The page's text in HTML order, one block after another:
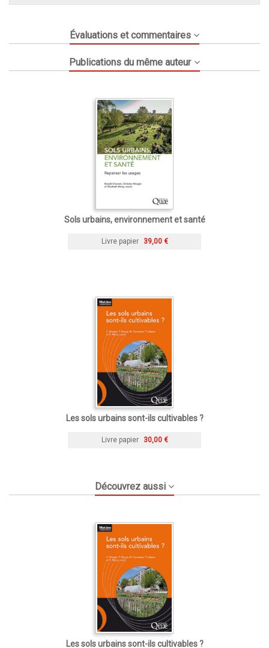
Évaluations et commentaires
Publications du même auteur
Sols urbains, environnement et santé
Livre papier 39,00 €
Les sols urbains sont-ils cultivables ?
Livre papier 30,00 €
Découvrez aussi
Les sols urbains sont-ils cultivables ?